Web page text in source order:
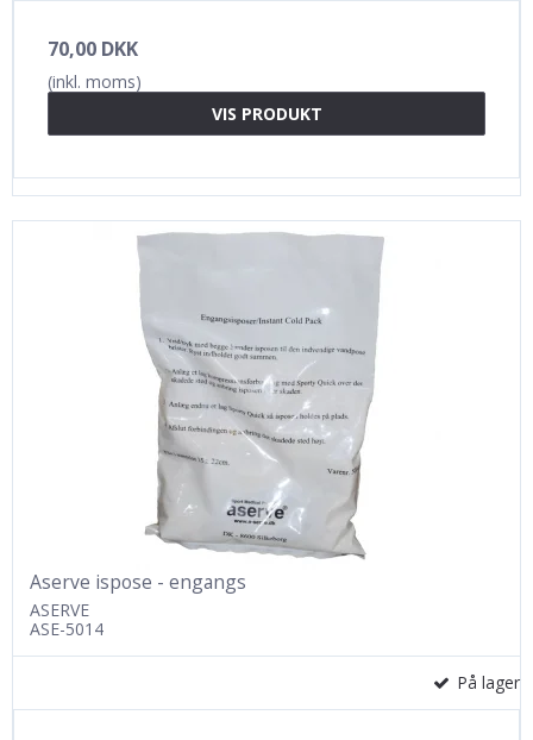
70,00 DKK
(inkl. moms)
VIS PRODUKT
Aserve ispose - engangs
ASERVE
ASE-5014
På lager